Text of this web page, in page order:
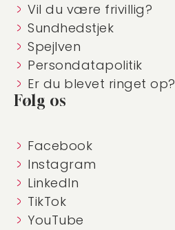
Vil du være frivillig?
Sundhedstjek
Spejlven
Persondatapolitik
Er du blevet ringet op?
Følg os
Facebook
Instagram
LinkedIn
TikTok
YouTube